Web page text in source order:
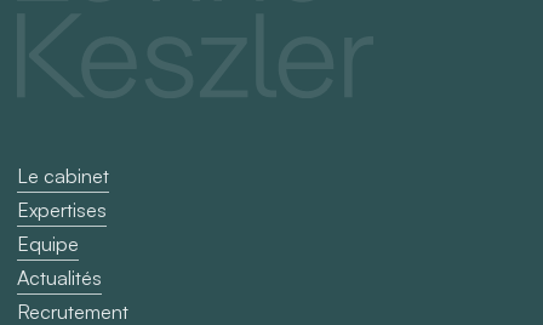
Le cabinet
Expertises
Equipe
Actualités
Recrutement